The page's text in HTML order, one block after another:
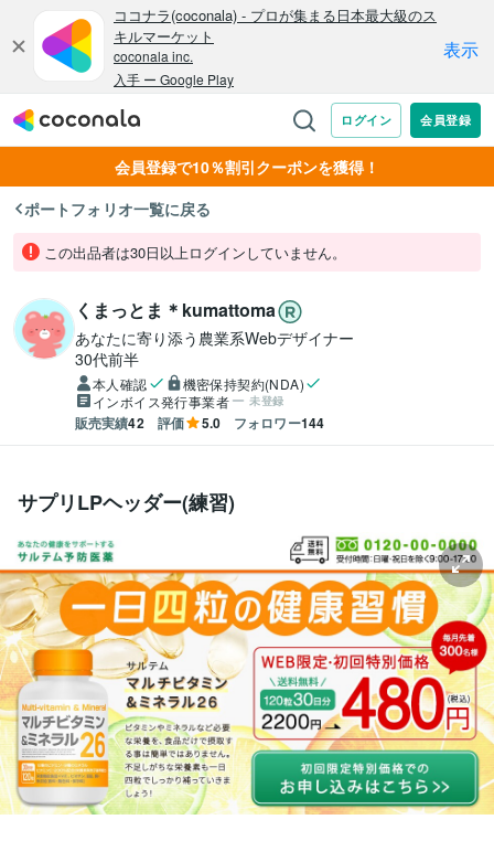
会員登録で10％割引クーポンを獲得！
ポートフォリオ一覧に戻る
この出品者は30日以上ログインしていません。
くまっとま＊kumattoma
あなたに寄り添う農業系Webデザイナー
30代前半
本人確認
機密保持契約(NDA)
インボイス発行事業者
未登録
販売実績42 評価 5.0 フォロワー144
サプリLPヘッダー(練習)